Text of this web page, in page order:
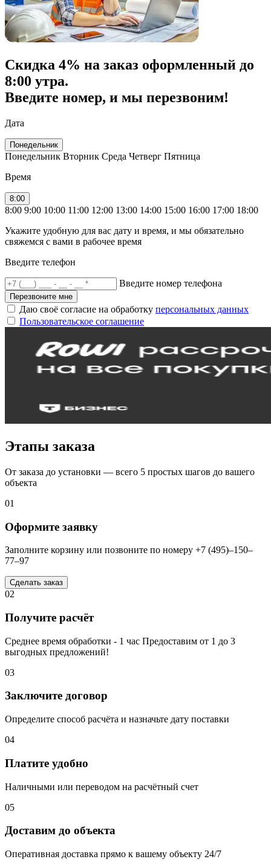
Скидка 4% на заказ оформленный до
8:00 утра.
Введите номер, и мы перезвоним!
Дата
Понедельник
Понедельник Вторник Среда Четверг Пятница
Время
8:00
8:00 9:00 10:00 11:00 12:00 13:00 14:00 15:00 16:00 17:00 18:00
Укажите удобную для вас дату и время, и мы обязательно
свяжемся с вами в рабочее время
Введите телефон
Введите номер телефона
Перезвоните мне
Даю своё согласие на обработку персональных данных
Пользовательское соглашение
Этапы заказа
От заказа до установки — всего 5 простых шагов до вашего
объекта
01
Оформите заявку
Заполните корзину или позвоните по номеру +7 (495)–150–
77–97
Сделать заказ
02
Получите расчёт
Среднее время обработки - 1 час Предоставим от 1 до 3
выгодных предложений!
03
Заключите договор
Определите способ расчёта и назначьте дату поставки
04
Платите удобно
Наличными или переводом на расчётный счет
05
Доставим до объекта
Оперативная доставка прямо к вашему объекту 24/7